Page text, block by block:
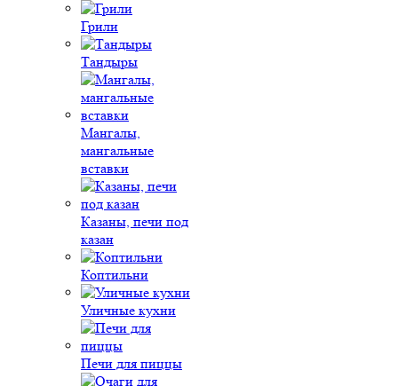
Грили
Тандыры
Мангалы,
мангальные
вставки
Казаны, печи под
казан
Коптильни
Уличные кухни
Печи для пиццы